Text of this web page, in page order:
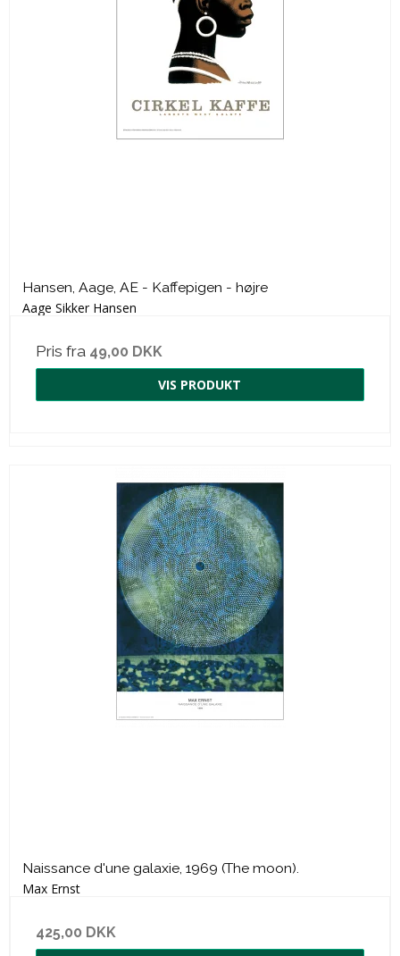
Hansen, Aage, AE - Kaffepigen - højre
Aage Sikker Hansen
Pris fra 49,00 DKK
VIS PRODUKT
Naissance d'une galaxie, 1969 (The moon).
Max Ernst
425,00 DKK